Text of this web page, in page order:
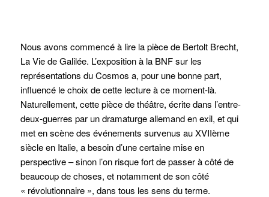
Nous avons commencé à lire la pièce de Bertolt Brecht,
La Vie de Galilée. L’exposition à la BNF sur les
représentations du Cosmos a, pour une bonne part,
influencé le choix de cette lecture à ce moment-là.
Naturellement, cette pièce de théâtre, écrite dans l’entre-
deux-guerres par un dramaturge allemand en exil, et qui
met en scène des événements survenus au XVIIème
siècle en Italie, a besoin d’une certaine mise en
perspective – sinon l’on risque fort de passer à côté de
beaucoup de choses, et notamment de son côté
« révolutionnaire », dans tous les sens du terme.